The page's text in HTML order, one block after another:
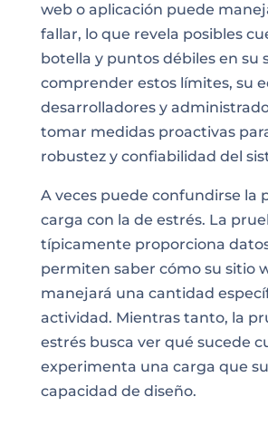
web o aplicación puede
fallar, lo que revela posibles
botella y puntos débiles en su
comprender estos límites, su
desarrolladores y
tomar medidas proactivas
robustez y confiabilidad del
A veces puede confundirse la
carga con la de estrés. La
típicamente proporciona
permiten saber cómo su sitio
manejará una cantidad
actividad. Mientras tanto, la
estrés busca ver qué sucede
experimenta una carga que
capacidad de diseño.